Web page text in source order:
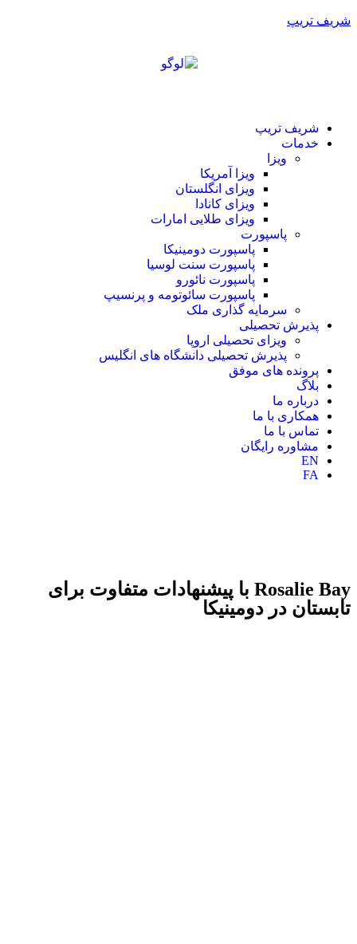
شریف تریپ
شریف تریپ
خدمات
ویزا
ویزا آمریکا
ویزای انگلستان
ویزای کانادا
ویزای طلایی امارات
پاسپورت
پاسپورت دومینیکا
پاسپورت سنت لوسیا
پاسپورت نائورو
پاسپورت سائوتومه و پرنسیپ
سرمایه گذاری ملک
پذیرش تحصیلی
ویزای تحصیلی اروپا
پذیرش تحصیلی دانشگاه های انگلیس
پرونده های موفق
بلاگ
درباره ما
همکاری با ما
تماس با ما
مشاوره رایگان
EN
FA
Rosalie Bay با پیشنهادات متفاوت برای
تابستان در دومینیکا